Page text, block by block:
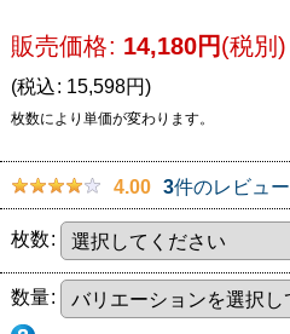
販売価格: 14,180円(税別)
(税込: 15,598円)
枚数により単価が変わります。
4.00 3件のレビュー
枚数:
数量: